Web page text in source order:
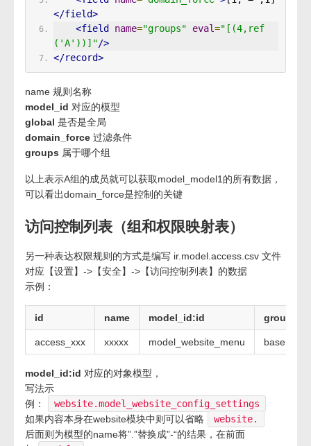
</field>
<field
name="groups" eval="[(4,ref
('A'))]"/>
</record>
name 规则名称
model_id 对应的模型
global 是否是全局
domain_force 过滤条件
groups 属于哪个组
以上表示A组的成员就可以获取model_model1的所有数据，
可以看出domain_force是控制的关键
访问控制列表（组和权限映射表）
另一种表达权限规则的方式是编写 ir.model.access.csv 文件
对应【设置】->【安全】->【访问控制列表】的数据
示例：
id name model_id:id
access_xxx xxxxx model_website_menu
model_id:id 对应的对象模型，
写法示
例：
website.model_website_config_settings
如果内容本身在website模块中则可以省略
website.
后面则为模型的name将”.”替换成”-“的结果，在前面